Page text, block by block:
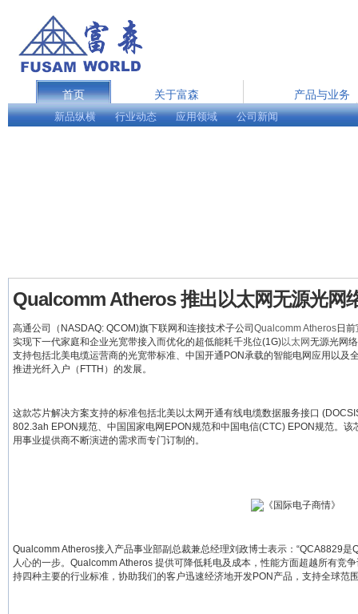
首页 关于富森
产品与业务
在线服务
English
新品纵横 行业动态 应用领域 公司新闻
Qualcomm Atheros 推出以太网无源光网
高通公司（NASDAQ: QCOM)旗下联网和连接技术子公司 Qualcomm Atheros日
实现下一代家庭和企业光宽带接入而优化的超低能耗千兆位(1G)以太网无源光网
支持包括北美电缆运营商的光宽带标准、中国开通PON承载的智能电网应用以及
推进光纤入户（FTTH）的发展。
这款芯片解决方案支持的标准包括北美以太网开通有线电缆数据服务接口
802.3ah EPON规范、中国国家电网EPON规范和中国电信(CTC) EPON规范。
用事业提供商不断演进的需求而专门订制的。
Qualcomm Atheros接入产品事业部副总裁兼总经理刘政博士表示：“QCA8829
人心的一步。Qualcomm Atheros 提供可降低耗电及成本，性能方面超越所有竞
持四种主要的行业标准，协助我们的客户迅速经济地开发PON产品，支持全球范